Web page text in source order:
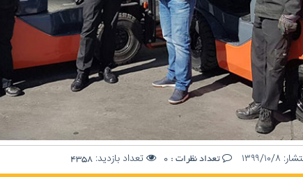
۱۳۹۹/۱۰/۸ تعداد نظرات : 0 تعداد بازدید: 4358